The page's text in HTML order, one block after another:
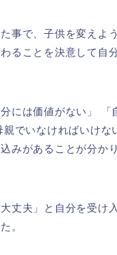
事で、子供を変えよ
ることを決意して自
分には価値がない」
でいなければいけな
みがあることが分か
大丈夫」と自分を受け
。